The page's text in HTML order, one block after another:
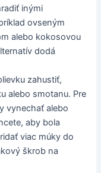
inými
ovseným
alebo kokosovou
dodá
zahustiť,
alebo smotanu. Pre
vynechať alebo
aby bola
viac múky do
škrob na